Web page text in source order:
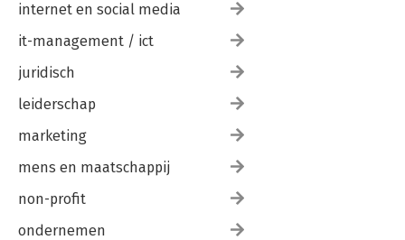
internet en social media
it-management / ict
juridisch
leiderschap
marketing
mens en maatschappij
non-profit
ondernemen